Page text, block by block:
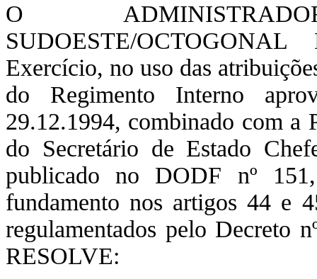
O
SUDOESTE/
Exercício, no uso das
do Regimento Interno
29.12.1994, combinado com a
do Secretário de Estado
publicado no DODF nº
fundamento nos artigos 44 e
regulamentados pelo Decreto
RESOLVE: